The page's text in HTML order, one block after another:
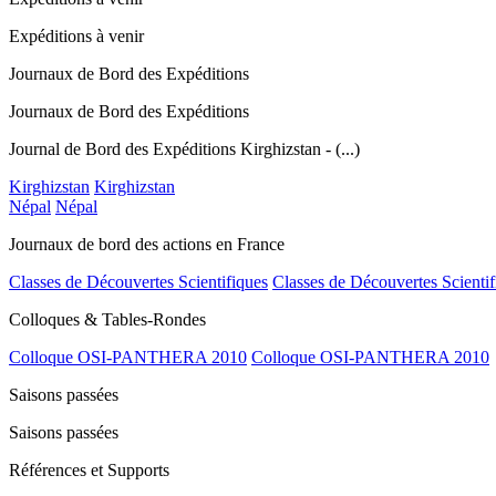
Expéditions à venir
Journaux de Bord des Expéditions
Journaux de Bord des Expéditions
Journal de Bord des Expéditions Kirghizstan - (...)
Kirghizstan Kirghizstan
Népal Népal
Journaux de bord des actions en France
Classes de Découvertes Scientifiques Classes de Découvertes
Colloques & Tables-Rondes
Colloque OSI-PANTHERA 2010 Colloque OSI-PANTHERA 2010
Saisons passées
Saisons passées
Références et Supports